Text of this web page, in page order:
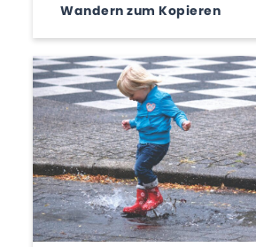
Wandern zum Kopieren